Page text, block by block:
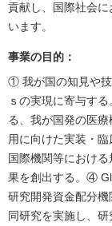
貢献し、国際社会
います。
事業の目的：
① 我が国の知見や
ｓの実現に寄与す
る、我が国発の医
用に向けた実装・
国際機関等におけ
果を創出する。④
研究開発資金配分
同研究を実施し、研